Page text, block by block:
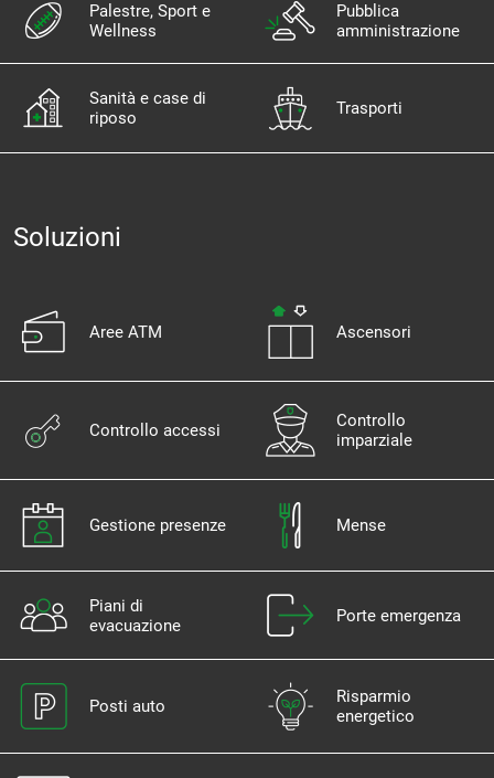
Palestre, Sport e
Wellness
Pubblica
amministrazione
Sanità e case di
riposo
Trasporti
Soluzioni
Aree ATM Ascensori
Controllo accessi
Controllo
imparziale
Gestione presenze Mense
Piani di
evacuazione
Porte emergenza
Posti auto
Risparmio
energetico